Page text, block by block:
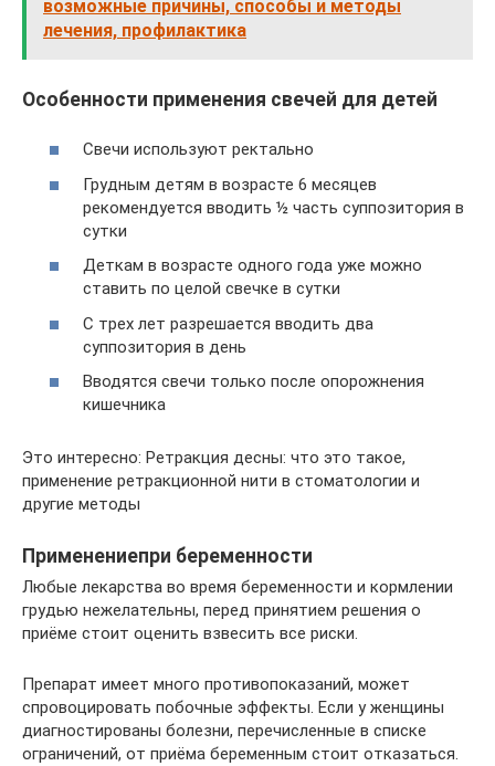
возможные причины, способы и методы
лечения, профилактика
Особенности применения свечей для детей
Свечи используют ректально
Грудным детям в возрасте 6 месяцев
рекомендуется вводить ½ часть суппозитория в
сутки
Деткам в возрасте одного года уже можно
ставить по целой свечке в сутки
С трех лет разрешается вводить два
суппозитория в день
Вводятся свечи только после опорожнения
кишечника
Это интересно: Ретракция десны: что это такое,
применение ретракционной нити в стоматологии и
другие методы
Применениепри беременности
Любые лекарства во время беременности и кормлении
грудью нежелательны, перед принятием решения о
приёме стоит оценить взвесить все риски.
Препарат имеет много противопоказаний, может
спровоцировать побочные эффекты. Если у женщины
диагностированы болезни, перечисленные в списке
ограничений, от приёма беременным стоит отказаться.